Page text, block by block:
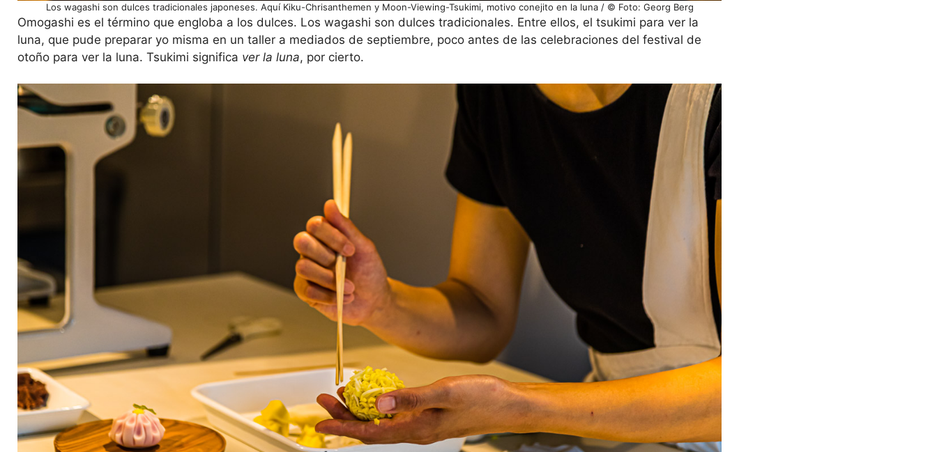
Los wagashi son dulces tradicionales japoneses. Aquí Kiku-Chrisanthemen y Moon-Viewing-Tsukimi, motivo conejito en la luna / © Foto: Georg Berg
Omogashi es el término que engloba a los dulces. Los wagashi son dulces tradicionales. Entre ellos, el tsukimi para ver la
luna, que pude preparar yo misma en un taller a mediados de septiembre, poco antes de las celebraciones del festival de
otoño para ver la luna. Tsukimi significa ver la luna, por cierto.